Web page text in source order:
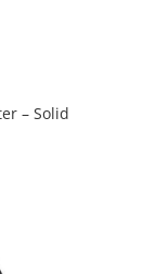
– Solid